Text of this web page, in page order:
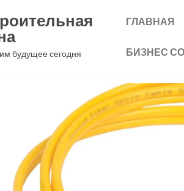
будущее сегодня
ГЛАВНАЯ
БИЗНЕС